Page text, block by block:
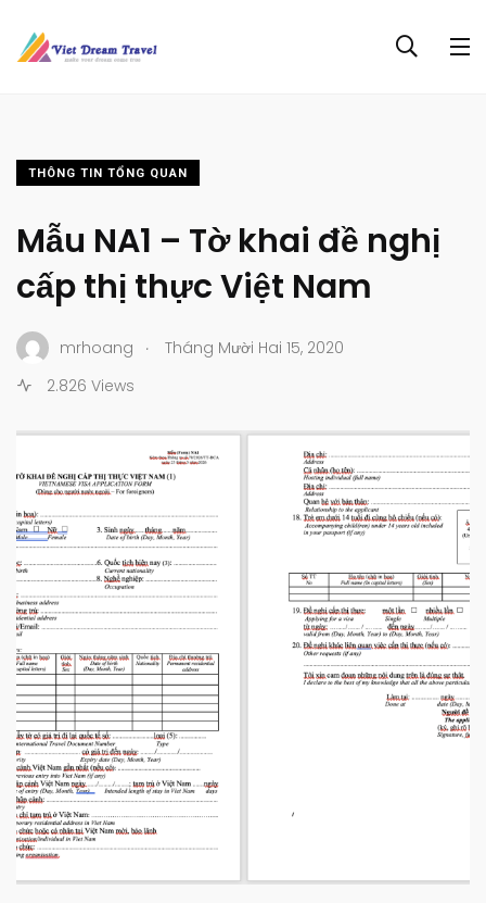
THÔNG TIN TỔNG QUAN
Mẫu NA1 – Tờ khai đề nghị
cấp thị thực Việt Nam
mrhoang .
Tháng Mười Hai 15, 2020
2.826 Views